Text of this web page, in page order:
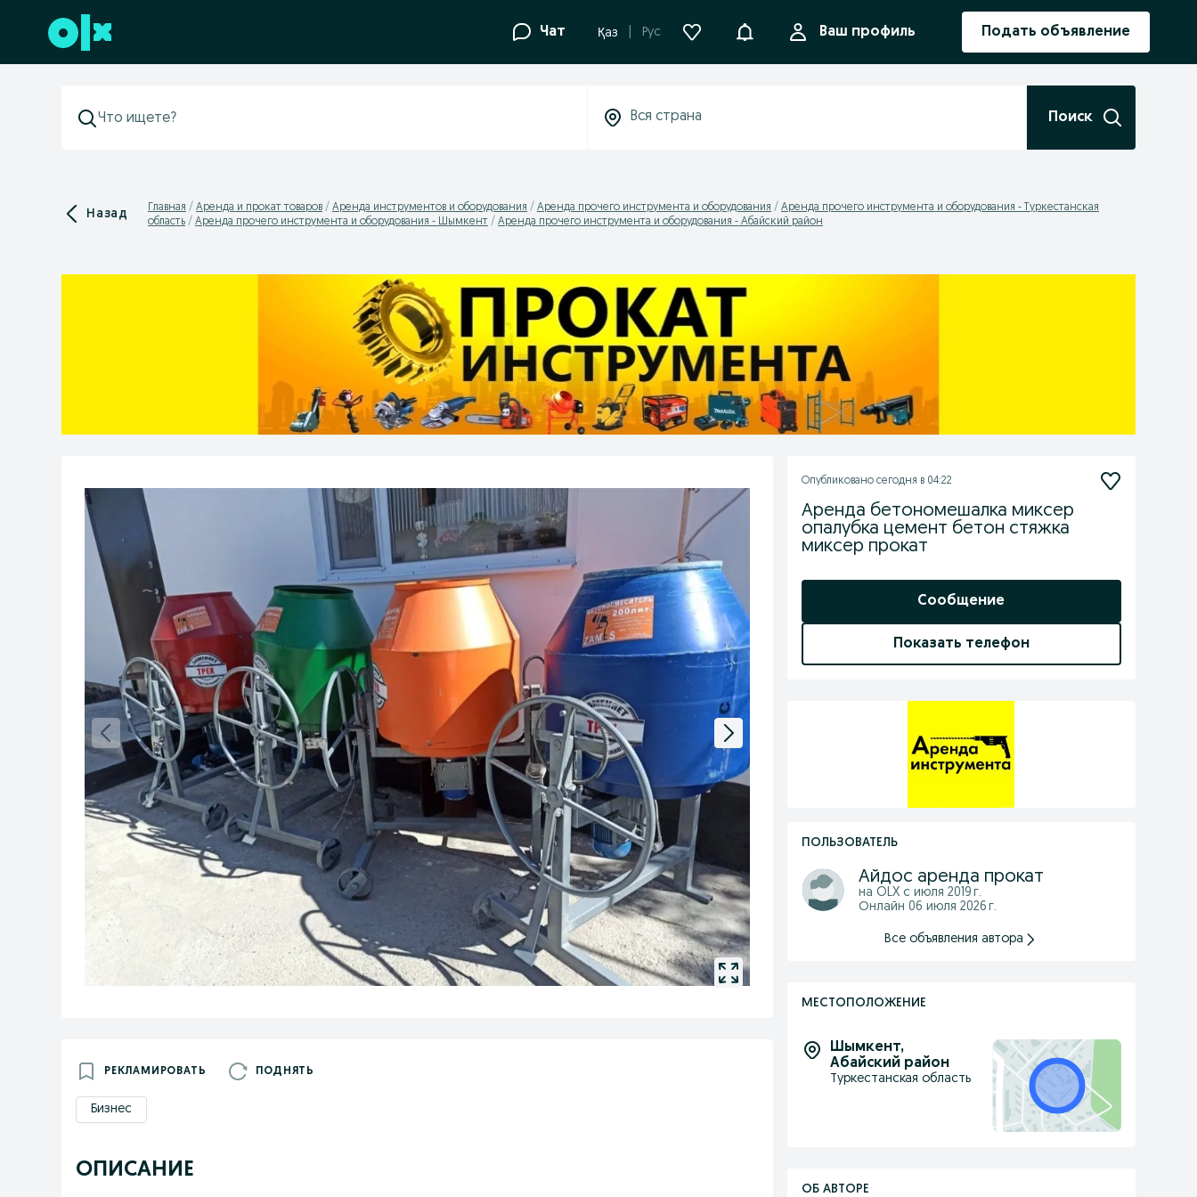
Перейти к нижнему колонтитулу Чат Қаз Рус УведомленияВаш профиль Подать объявление
Поиск
Назад Главная Аренда и прокат товаров Аренда инструментов и оборудования Аренда прочего инструмента и оборудования
Аренда прочего инструмента и оборудования - Туркестанская
область
Аренда прочего инструмента и оборудования - Шымкент Аренда прочего инструмента и оборудования - Абайский район
РЕКЛАМИРОВАТЬ ПОДНЯТЬ
Бизнес
ОПИСАНИЕ
Опубликовано сегодня в 04:22
Аренда бетономешалка миксер
опалубка цемент бетон стяжка
миксер прокат
Сообщение
Показать телефон
ПОЛЬЗОВАТЕЛЬ
Айдос аренда прокат
на OLX с июля 2019 г.
Онлайн 06 июля 2026 г.
Все объявления автора
МЕСТОПОЛОЖЕНИЕ
Шымкент,
Абайский район
Туркестанская область
ОБ АВТОРЕ